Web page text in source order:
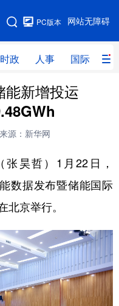
网站无障碍
PC版本
时政 人事 国际 财
时政 人事
网评
量子 体育
健康 军事
金融 汽车
信息化 数字经济
银龄 溯源中国
能新增投运
来源：新华网
昊哲）1月22日，
数据发布暨储能国际
北京举行。